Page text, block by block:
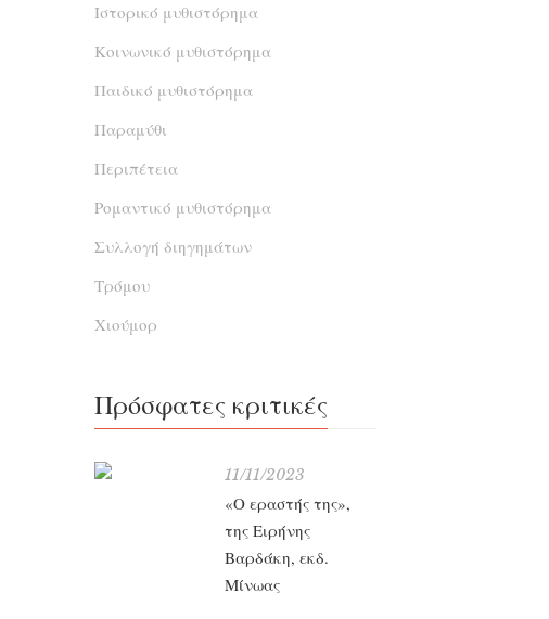
Ιστορικό μυθιστόρημα
Κοινωνικό μυθιστόρημα
Παιδικό μυθιστόρημα
Παραμύθι
Περιπέτεια
Ρομαντικό μυθιστόρημα
Συλλογή διηγημάτων
Τρόμου
Χιούμορ
Πρόσφατες κριτικές
11/11/2023
«Ο εραστής της»,
της Ειρήνης
Βαρδάκη, εκδ.
Μίνωας